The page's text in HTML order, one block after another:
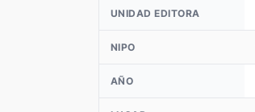
UNIDAD EDITORA
NIPO
AÑO